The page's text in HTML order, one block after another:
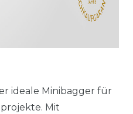
ideale Minibagger für
Mit